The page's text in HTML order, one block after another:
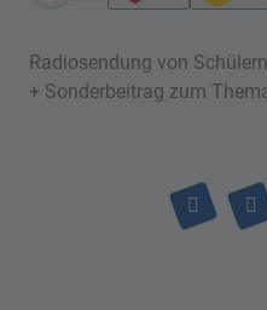
Radiosendung von
+ Sonderbeitrag zum